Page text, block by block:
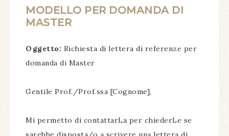
MODELLO PER DOMANDA DI
MASTER
Oggetto: Richiesta di lettera di referenze per
domanda di Master
Gentile Prof./Prof.ssa [Cognome],
Mi permetto di contattarLa per chiederLe se